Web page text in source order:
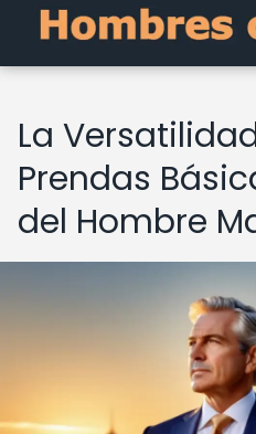
La
Prendas
del Hombre